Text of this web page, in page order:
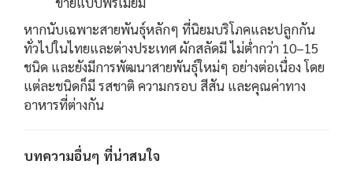
หากนับเฉพาะสายพันธุ์หลักๆ ที่นิยมบริโภคและปลูกกัน
ทั่วไปในไทยและต่างประเทศ ผักสลัดมี ไม่ต่ำกว่า 10–15
ชนิด และยังมีการพัฒนาสายพันธุ์ใหม่ๆ อย่างต่อเนื่อง โดย
แต่ละชนิดก็มี รสชาติ ความกรอบ สีสัน และคุณค่าทาง
อาหารที่ต่างกัน
บทความอื่นๆ ที่น่าสนใจ